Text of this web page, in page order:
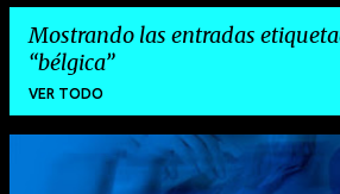
Mostrando las entradas
bélgica
VER TODO